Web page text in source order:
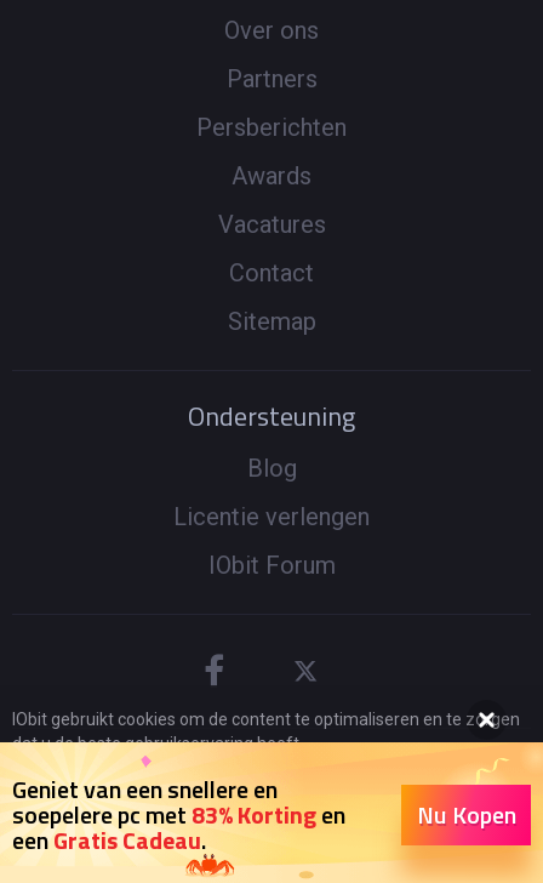
Geniet van een snellere en
soepelere pc met83% Kortingen
eenGratis Cadeau.
Nu Kopen
Over ons
Partners
Persberichten
Awards
Vacatures
Contact
Sitemap
Ondersteuning
Blog
Licentie verlengen
IObit Forum
© 2005 -2026 IObit. Alle rechten voorbehouden |
Terugbetalingsbeleid
| Gebruikersovereenkomst
|
Juridische informatie
Privacybeleid
IObit gebruikt cookies om de content te optimaliseren en te zorgen
dat u de beste gebruikservaring heeft.
Door gebruik te maken van onze website accepteert u ons
privacybeleid.
Ik ga akkoord